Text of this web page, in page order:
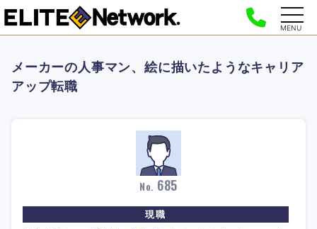
MENU
メーカーの人事マン、絵に描いたようなキャリア
アップ転職
No. 685
現職